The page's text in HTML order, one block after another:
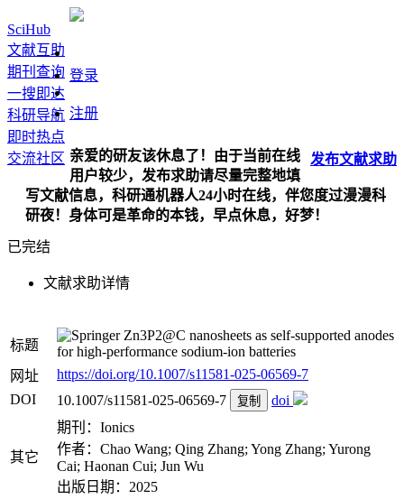
SciHub
文献互助
期刊查询
一搜即达
科研导航
即时热点
交流社区
登录
注册
发布文献求助
亲爱的研友该休息了！由于当前在线
用户较少，发布求助请尽量完整地填
写文献信息，科研通机器人24小时在线，伴您度过漫漫科
研夜！身体可是革命的本钱，早点休息，好梦！
已完结
文献求助详情
标题
Zn3P2@C nanosheets as self-supported anodes
for high-performance sodium-ion batteries
网址
https://doi.org/10.1007/s11581-025-06569-7
DOI
10.1007/s11581-025-06569-7 复制 doi
其它
期刊：Ionics
作者：Chao Wang; Qing Zhang; Yong Zhang; Yurong
Cai; Haonan Cui; Jun Wu
出版日期：2025